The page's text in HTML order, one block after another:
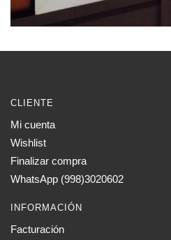
CLIENTE
Mi cuenta
Wishlist
Finalizar compra
WhatsApp (998)3020602
INFORMACIÓN
Facturación